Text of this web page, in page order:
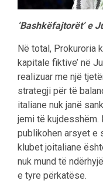
‘Bashkëfajtorët’ e
Në total, Prokuroria
kapitale fiktive’ në
realizuar me një
strategji për të
italiane nuk janë
jemi të kujdesshëm.
publikohen arsyet e
klubet joitaliane
nuk mund të
e tyre përkatëse.